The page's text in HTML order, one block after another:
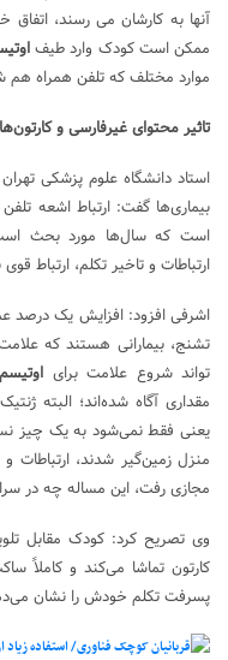
آنها به کارشان می رسند، اتفاق
ممکن است کودک وارد طیف
موارد مختلف که تلفن همراه هم
تاثیر محتوای غیرفارسی و
استاد دانشگاه علوم پزشکی
بیماری‌ها گفت: ارتباط اشعه
است که سال‌ها مورد بحث
ارتباطات و تاخیر تکلم، ارتباط
اشرفی افزود: افزایش یک درصد
تشنج، بیمارانی هستند که
تواند شروع علامت برای اوتیسم
مقداری آگاه شده‌اند؛ البته
یعنی فقط نمی‌شود به یک چیز
منزل زمین‌گیر شدند،
مجازی رفت، این مساله چه در
وی تصریح کرد: کودک مقابل
کارتون تماشا می‌کند و کاملاً
پسرفت تکلم خودش را نشان